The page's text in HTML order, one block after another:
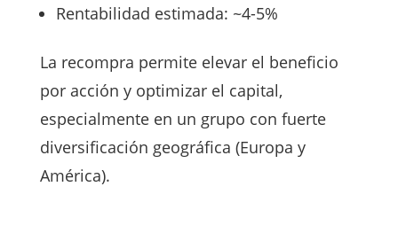
Rentabilidad estimada: ~4-5%
La recompra permite elevar el beneficio
por acción y optimizar el capital,
especialmente en un grupo con fuerte
diversificación geográfica (Europa y
América).